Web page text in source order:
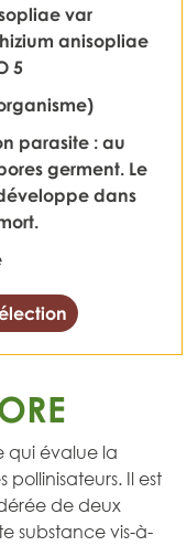
var
anisopliae
5
parasite : au
germent. Le
dans
qui évalue la
Il est
de deux
substance vis-à-